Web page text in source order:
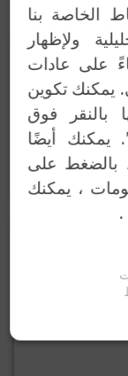
HANDLE
الخاصة بنا
ولإظهار
على عادات
يمكنك تكوين
بالنقر فوق
يمكنك أيضًا
بالضغط على
، يمكنك
.